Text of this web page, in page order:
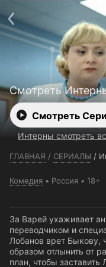
Смотреть
Смотреть
Интерны смотреть
ГЛАВНАЯ / СЕРИАЛЫ /
Комедия Россия 18+
За Варей ухаживает
переводчиком и
Лобанов врет Быкову,
образом отлынить от
план, чтобы заставить
+7 (727)
Пользовательское
Политика
Ввести промокод